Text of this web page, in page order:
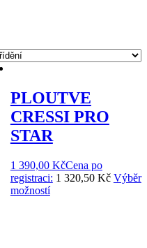
PLOUTVE
CRESSI PRO
STAR
1 390,00 KčCena po
registraci: 1 320,50 Kč Výběr
možností